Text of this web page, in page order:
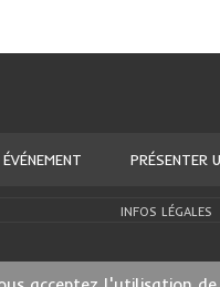
PRÉSENTER
INFOS LÉGALES